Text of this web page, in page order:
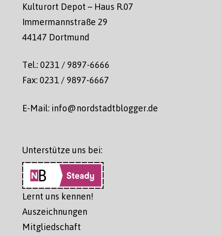
Kulturort Depot – Haus R.07
Immermannstraße 29
44147 Dortmund
Tel.: 0231 / 9897-6666
Fax: 0231 / 9897-6667
E-Mail: info@nordstadtblogger.de
Unterstütze uns bei:
Lernt uns kennen!
Auszeichnungen
Mitgliedschaft